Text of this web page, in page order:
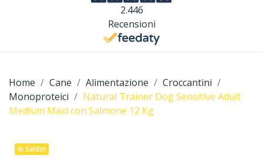
2.446
Recensioni
Home Cane Alimentazione
Croccantini
Monoproteici
Natural Trainer Dog Sensitive Adult
Medium Maxi con Salmone 12 Kg
In Saldo!